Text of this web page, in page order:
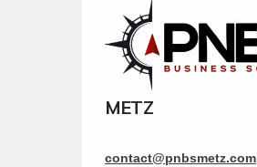
METZ
contact@pnbsmetz.com